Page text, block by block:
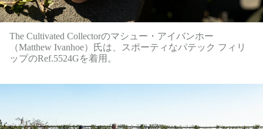
The Cultivated Collectorのマシュー・アイバンホー
（Matthew Ivanhoe）氏は、スポーティなパテック フィリ
ップのRef.5524Gを着用。